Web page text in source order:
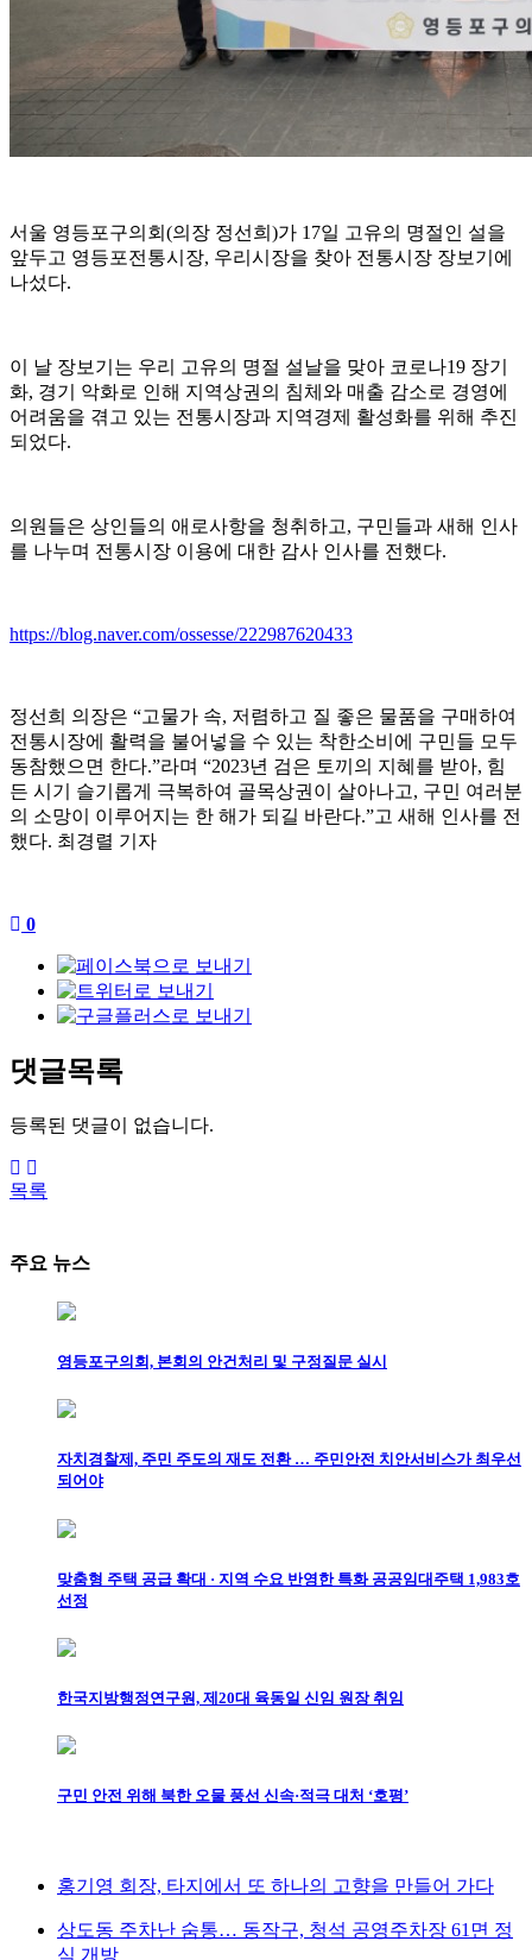
서울 영등포구의회 (의장 정선희 )가 17일 고유의 명절인 설을
앞두고 영등포전통시장, 우리시장을 찾아 전통시장 장보기에
나섰다.
이 날 장보기는 우리 고유의 명절 설날을 맞아 코로나19 장기
화, 경기 악화로 인해 지역상권의 침체와 매출 감소로 경영에
어려움을 겪고 있는 전통시장과 지역경제 활성화를 위해 추진
되었다.
의원들은 상인들의 애로사항을 청취하고, 구민들과 새해 인사
를 나누며 전통시장 이용에 대한 감사 인사를 전했다.
https://blog.naver.com/ossesse/222987620433
정선희 의장은 “고물가 속, 저렴하고 질 좋은 물품을 구매하여
전통시장에 활력을 불어넣을 수 있는 착한소비에 구민들 모두
동참했으면 한다.”라며 “2023년 검은 토끼의 지혜를 받아, 힘
든 시기 슬기롭게 극복하여 골목상권이 살아나고, 구민 여러분
의 소망이 이루어지는 한 해가 되길 바란다.”고 새해 인사를 전
했다. 최경렬 기자
0
댓글목록
등록된 댓글이 없습니다.
목록
주요 뉴스
영등포구의회, 본회의 안건처리 및 구정질문 실시
자치경찰제, 주민 주도의 재도 전환 … 주민안전 치안서비스가 최우선
되어야
맞춤형 주택 공급 확대 · 지역 수요 반영한 특화 공공임대주택 1,983호
선정
한국지방행정연구원, 제20대 육동일 신임 원장 취임
구민 안전 위해 북한 오물 풍선 신속·적극 대처 ‘호평’
홍기영 회장, 타지에서 또 하나의 고향을 만들어 가다
상도동 주차난 숨통… 동작구, 청석 공영주차장 61면 정
식 개방